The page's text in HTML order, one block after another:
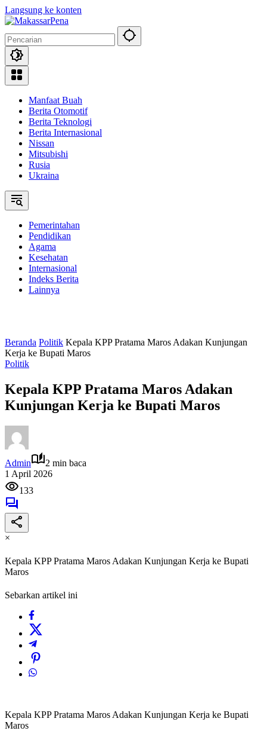
Langsung ke konten
Manfaat Buah
Berita Otomotif
Berita Teknologi
Berita Internasional
Nissan
Mitsubishi
Rusia
Ukraina
Pemerintahan
Pendidikan
Agama
Kesehatan
Internasional
Indeks Berita
Lainnya
Beranda Politik Kepala KPP Pratama Maros Adakan Kunjungan
Kerja ke Bupati Maros
Politik
Kepala KPP Pratama Maros Adakan
Kunjungan Kerja ke Bupati Maros
Admin
2 min baca
1 April 2026
133
×
Kepala KPP Pratama Maros Adakan Kunjungan Kerja ke Bupati
Maros
Sebarkan artikel ini
Kepala KPP Pratama Maros Adakan Kunjungan Kerja ke Bupati
Maros